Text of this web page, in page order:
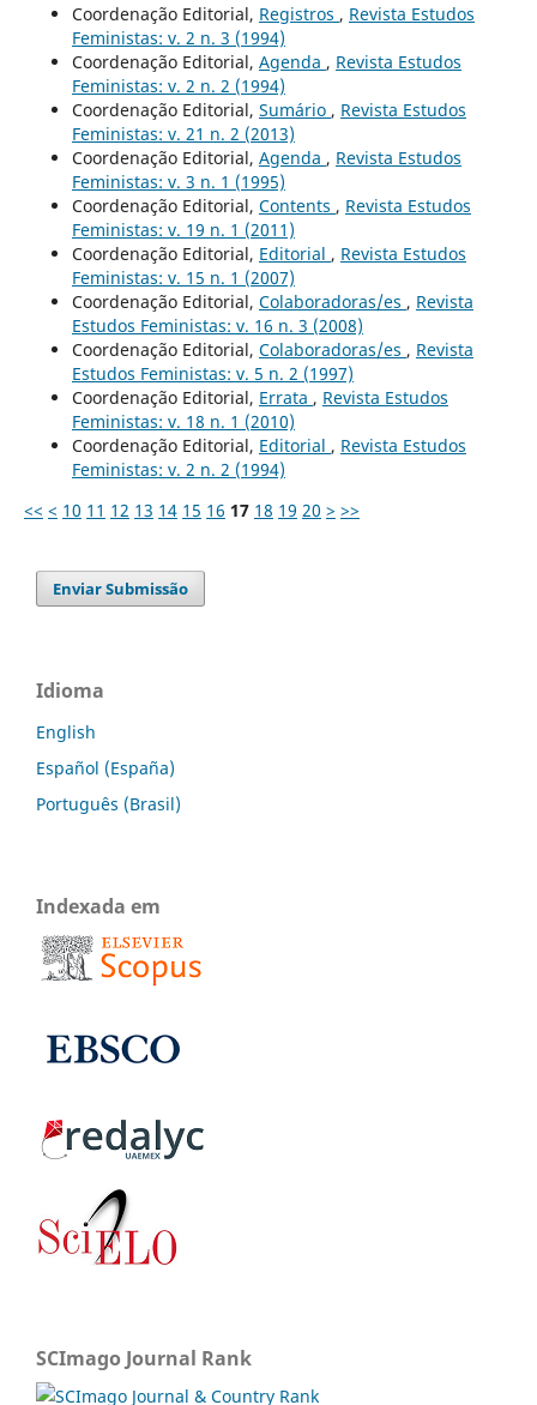
Coordenação Editorial, Registros , Revista Estudos
Feministas: v. 2 n. 3 (1994)
Coordenação Editorial, Agenda , Revista Estudos
Feministas: v. 2 n. 2 (1994)
Coordenação Editorial, Sumário , Revista Estudos
Feministas: v. 21 n. 2 (2013)
Coordenação Editorial, Agenda , Revista Estudos
Feministas: v. 3 n. 1 (1995)
Coordenação Editorial, Contents , Revista Estudos
Feministas: v. 19 n. 1 (2011)
Coordenação Editorial, Editorial , Revista Estudos
Feministas: v. 15 n. 1 (2007)
Coordenação Editorial, Colaboradoras/es , Revista
Estudos Feministas: v. 16 n. 3 (2008)
Coordenação Editorial, Colaboradoras/es , Revista
Estudos Feministas: v. 5 n. 2 (1997)
Coordenação Editorial, Errata , Revista Estudos
Feministas: v. 18 n. 1 (2010)
Coordenação Editorial, Editorial , Revista Estudos
Feministas: v. 2 n. 2 (1994)
<< < 10 11 12 13 14 15 16 17 18 19 20 > >>
Enviar Submissão
Idioma
English
Español (España)
Português (Brasil)
Indexada em
SCImago Journal Rank